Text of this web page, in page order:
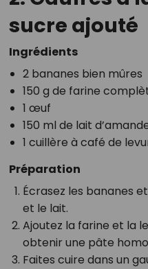
sucre ajouté
Ingrédients
2 bananes bien mûres
150 g de farine
1 œuf
150 ml de lait
1 cuillère à café de
Préparation
Écrasez les bananes
et le lait.
Ajoutez la farine et la
obtenir une pâte
Faites cuire dans un